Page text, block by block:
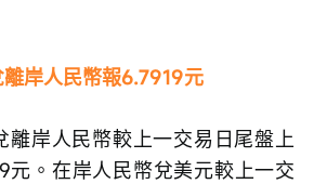
離岸人民幣報6.7919元
離岸人民幣較上一交易日尾盤上
元。在岸人民幣兌美元較上一交